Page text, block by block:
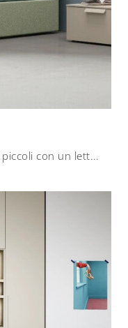
Vuoi ultimare la camera dei più piccoli con un letto singolo in tessuto? Ecco qui il modello Contenitore di Zalf per spazi moderni.